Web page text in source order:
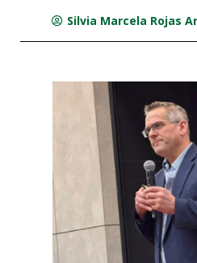
Silvia Marcela Rojas